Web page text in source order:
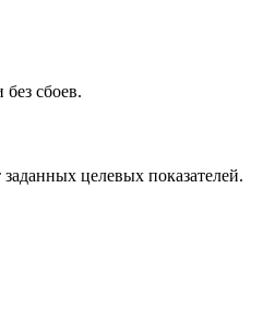
сбоев.
целевых показателей.